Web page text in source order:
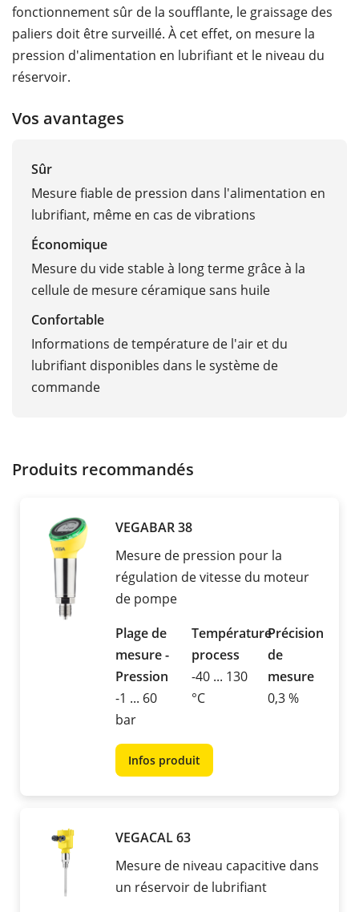
fonctionnement sûr de la soufflante, le graissage des
paliers doit être surveillé. À cet effet, on mesure la
pression d'alimentation en lubrifiant et le niveau du
réservoir.
Vos avantages
Sûr
Mesure fiable de pression dans l'alimentation en
lubrifiant, même en cas de vibrations
Économique
Mesure du vide stable à long terme grâce à la
cellule de mesure céramique sans huile
Confortable
Informations de température de l'air et du
lubrifiant disponibles dans le système de
commande
Produits recommandés
VEGABAR 38
Mesure de pression pour la
régulation de vitesse du moteur
de pompe
Plage de
mesure -
Pression
-1 ... 60
bar
Température
process
-40 ... 130
°C
Précision
de
mesure
0,3 %
Infos produit
VEGACAL 63
Mesure de niveau capacitive dans
un réservoir de lubrifiant